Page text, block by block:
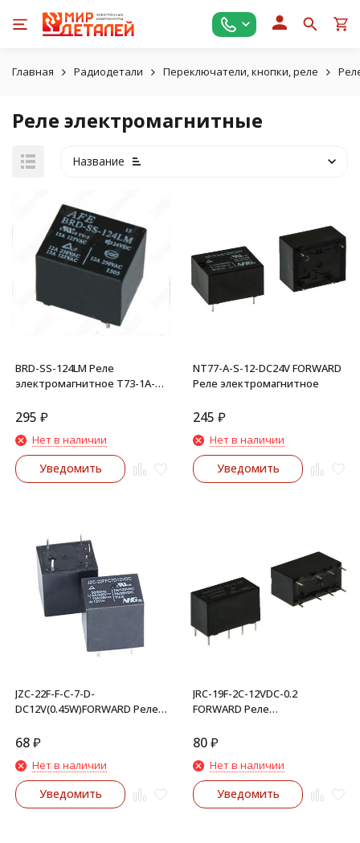
Главная Радиодетали Переключатели, кнопки, реле
Реле электромагнитные
Название
BRD-SS-124LM Реле
электромагнитное T73-1A-
295 ₽
Нет в наличии
Уведомить
NT77-A-S-12-DC24V FORWARD
Реле электромагнитное
245 ₽
Нет в наличии
Уведомить
JZC-22F-F-C-7-D-
DC12V(0.45W)FORWARD Реле
68₽
Нет в наличии
Уведомить
JRC-19F-2C-12VDC-0.2
FORWARD Реле
2C-12V-0.2W)
80₽
Нет в наличии
Уведомить